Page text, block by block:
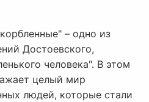
– одно из
Достоевского,
человека". В этом
целый мир
людей, которые стали